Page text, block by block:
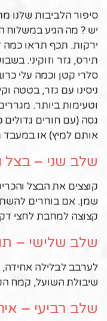
סיפור הלביבות שלנו
ירקות. תכף תראו כמה
תירס, גזר וזוקיני.
סלרי קטן וכמה עלי
ניסינו עם גזר, בטטה
וטעימות ביותר.
גסה (עם חורים
אותם למיץ) או במעבד
שלב שני – בצל
קוצצים את הבצל
שמן. אם בוחרים
קצוצה למחבת לחצי
שלב שלישי –
לערבב לבלילה
שיבולת השועל, קמח
שלב רביעי –